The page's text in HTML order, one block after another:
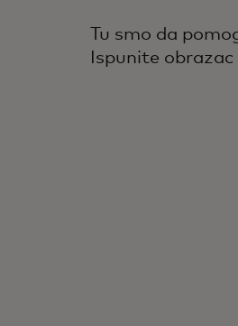
Tu smo da
Ispunite